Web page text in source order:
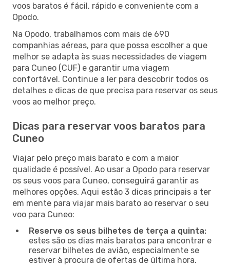
voos baratos é fácil, rápido e conveniente com a
Opodo.
Na Opodo, trabalhamos com mais de 690
companhias aéreas, para que possa escolher a que
melhor se adapta às suas necessidades de viagem
para Cuneo (CUF) e garantir uma viagem
confortável. Continue a ler para descobrir todos os
detalhes e dicas de que precisa para reservar os seus
voos ao melhor preço.
Dicas para reservar voos baratos para
Cuneo
Viajar pelo preço mais barato e com a maior
qualidade é possível. Ao usar a Opodo para reservar
os seus voos para Cuneo, conseguirá garantir as
melhores opções. Aqui estão 3 dicas principais a ter
em mente para viajar mais barato ao reservar o seu
voo para Cuneo:
Reserve os seus bilhetes de terça a quinta:
estes são os dias mais baratos para encontrar e
reservar bilhetes de avião, especialmente se
estiver à procura de ofertas de última hora.